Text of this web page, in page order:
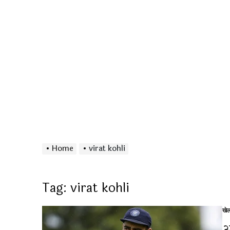
Home virat kohli
Tag: virat kohli